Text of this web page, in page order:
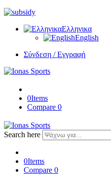
Ελληνικα
English
Σύνδεση / Εγγραφή
0Items
Compare 0
Search here
0Items
Compare 0